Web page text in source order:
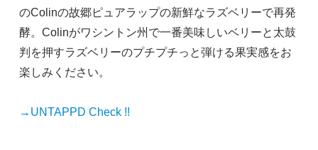
のColinの故郷ピュアラップの新鮮なラズベリーで再発
酵。Colinがワシントン州で一番美味しいベリーと太鼓
判を押すラズベリーのプチプチっと弾ける果実感をお
楽しみください。
→UNTAPPD Check !!